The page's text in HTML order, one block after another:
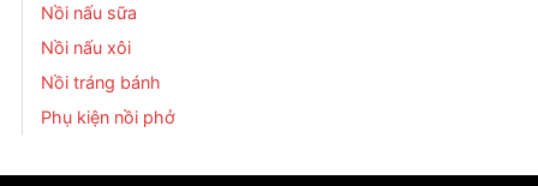
Nồi nấu sữa
Nồi nấu xôi
Nồi tráng bánh
Phụ kiện nồi phở